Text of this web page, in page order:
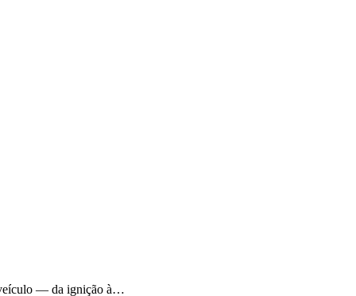
veículo — da ignição à…